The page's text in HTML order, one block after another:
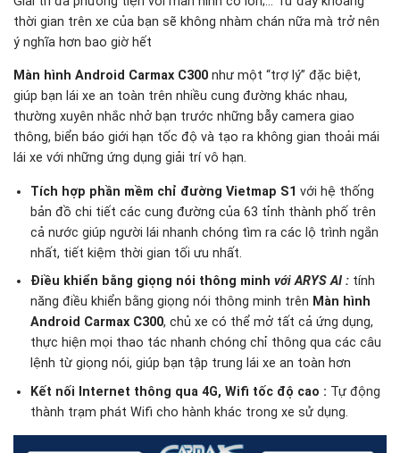
thời gian trên xe của bạn sẽ không nhàm chán nữa mà trở nên
ý nghĩa hơn bao giờ hết
Màn hình Android Carmax C300 như một “trợ lý” đặc biệt,
giúp bạn lái xe an toàn trên nhiều cung đường khác nhau,
thường xuyên nhắc nhở bạn trước những bẫy camera giao
thông, biển báo giới hạn tốc độ và tạo ra không gian thoải mái
lái xe với những ứng dụng giải trí vô hạn.
Tích hợp phần mềm chỉ đường Vietmap S1 với hệ thống
bản đồ chi tiết các cung đường của 63 tỉnh thành phố trên
cả nước giúp người lái nhanh chóng tìm ra các lộ trình ngắn
nhất, tiết kiệm thời gian tối ưu nhất.
Điều khiển bằng giọng nói thông minh với ARYS AI : tính
năng điều khiển bằng giọng nói thông minh trên Màn hình
Android Carmax C300, chủ xe có thể mở tất cả ứng dụng,
thực hiện mọi thao tác nhanh chóng chỉ thông qua các câu
lệnh từ giọng nói, giúp bạn tập trung lái xe an toàn hơn
Kết nối Internet thông qua 4G, Wifi tốc độ cao : Tự động
thành trạm phát Wifi cho hành khác trong xe sử dụng.